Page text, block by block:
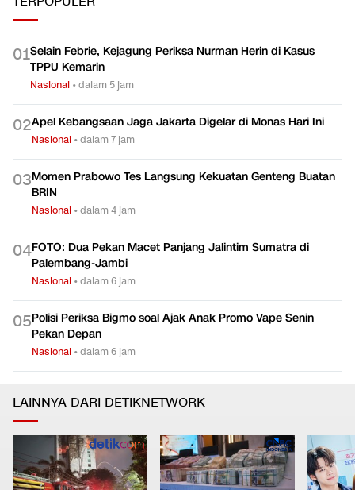
01Selain Febrie, Kejagung Periksa Nurman Herin di Kasus
TPPU Kemarin
Nasional •dalam 5 jam
02Apel Kebangsaan Jaga Jakarta Digelar di Monas Hari Ini
Nasional •dalam 7 jam
03Momen Prabowo Tes Langsung Kekuatan Genteng Buatan
BRIN
Nasional •dalam 4 jam
04FOTO: Dua Pekan Macet Panjang Jalintim Sumatra di
Palembang-Jambi
Nasional •dalam 6 jam
05Polisi Periksa Bigmo soal Ajak Anak Promo Vape Senin
Pekan Depan
Nasional •dalam 6 jam
LAINNYA DARI DETIKNETWORK